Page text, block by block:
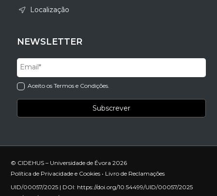
Localização
NEWSLETTER
Aceito os Termos e Condições.
© CIDEHUS – Universidade de Évora 2026
Política de Privacidade e Cookies • Livro de Reclamações
UID/00057/2025 | DOI: https://doi.org/10.54499/UID/00057/2025